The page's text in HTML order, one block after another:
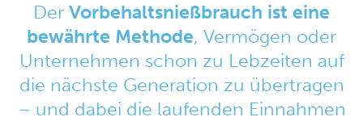
Der Vorbehaltsnießbrauch ist eine
bewährte Methode, Vermögen oder
Unternehmen schon zu Lebzeiten auf
die nächste Generation zu übertragen
– und dabei die laufenden Einnahmen